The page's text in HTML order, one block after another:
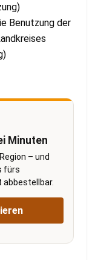
Benutzung der
Minuten
– und
fürs
abbestellbar.